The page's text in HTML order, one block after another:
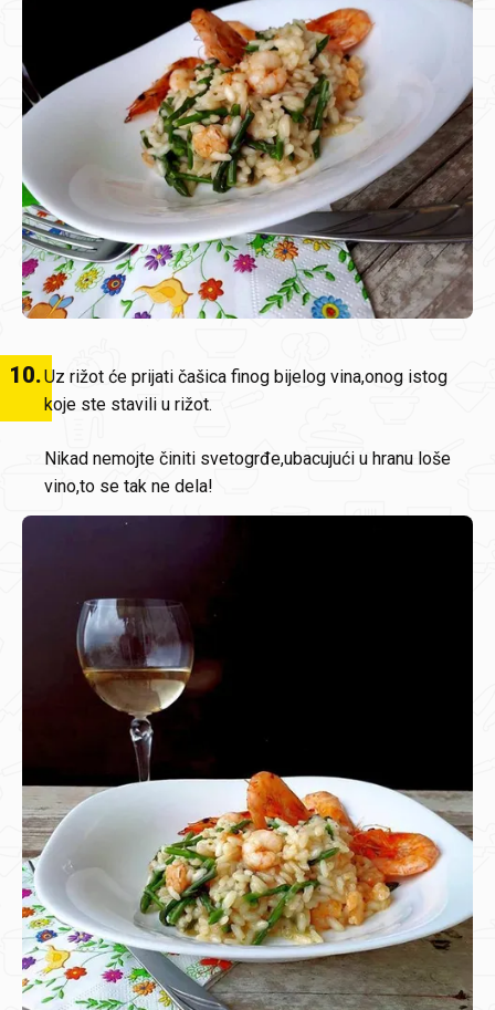
10.Uz rižot će prijati čašica finog bijelog vina,onog istog
koje ste stavili u rižot.
Nikad nemojte činiti svetogrđe,ubacujući u hranu loše
vino,to se tak ne dela!